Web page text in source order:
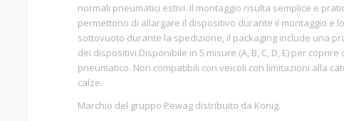
normali pneumatici estivi. Il montaggio risulta semplice e
permettono di allargare il dispositivo durante il montaggio e
sottovuoto durante la spedizione, il packaging include una
dei dispositivi.Disponibile in 5 misure (A, B, C, D, E) per coprire
pneumatico. Non compatibili con veicoli con limitazioni alla
calze.
Marchio del gruppo Pewag distribuito da Konig.